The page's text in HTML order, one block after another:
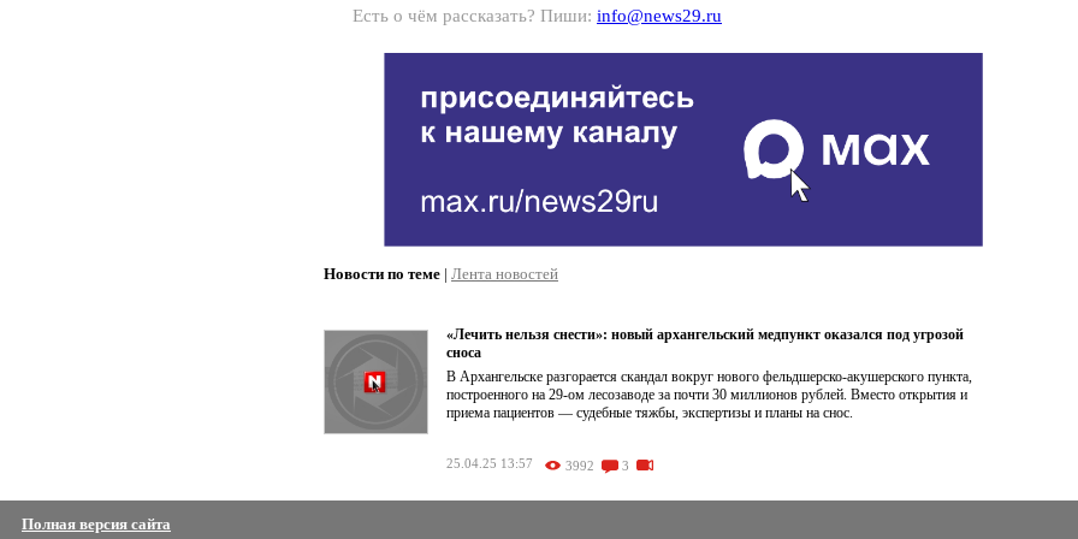
Есть о чём рассказать? Пиши: info@news29.ru
Новости по теме | Лента новостей
«Лечить нельзя снести»: новый архангельский медпункт оказался под угрозой
сноса
В Архангельске разгорается скандал вокруг нового фельдшерско-акушерского пункта,
построенного на 29-ом лесозаводе за почти 30 миллионов рублей. Вместо открытия и
приема пациентов — судебные тяжбы, экспертизы и планы на снос.
25.04.25 13:57 3992 3
Полная версия сайта